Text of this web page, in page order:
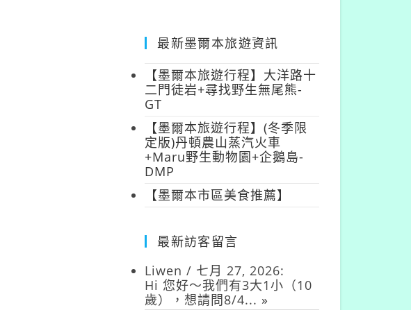
最新墨爾本旅遊資訊
【墨爾本旅遊行程】大洋路十
二門徒岩+尋找野生無尾熊-
GT
【墨爾本旅遊行程】(冬季限
定版)丹頓農山蒸汽火車
+Maru野生動物園+企鵝島-
DMP
【墨爾本市區美食推薦】
最新訪客留言
Liwen / 七月 27, 2026:
Hi 您好～我們有3大1小（10
歲），想請問8/4... »